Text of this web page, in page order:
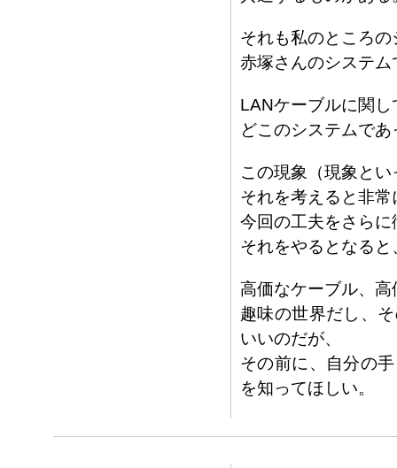
それも私のところ
赤塚さんのシステ
LANケーブルに関
どこのシステムで
この現象（現象と
それを考えると非
今回の工夫をさら
それをやるとなる
高価なケーブル、
趣味の世界だし、
いいのだが、
その前に、自分の
を知ってほしい。